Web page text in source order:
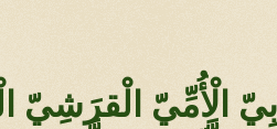
الْأُمِّيّ